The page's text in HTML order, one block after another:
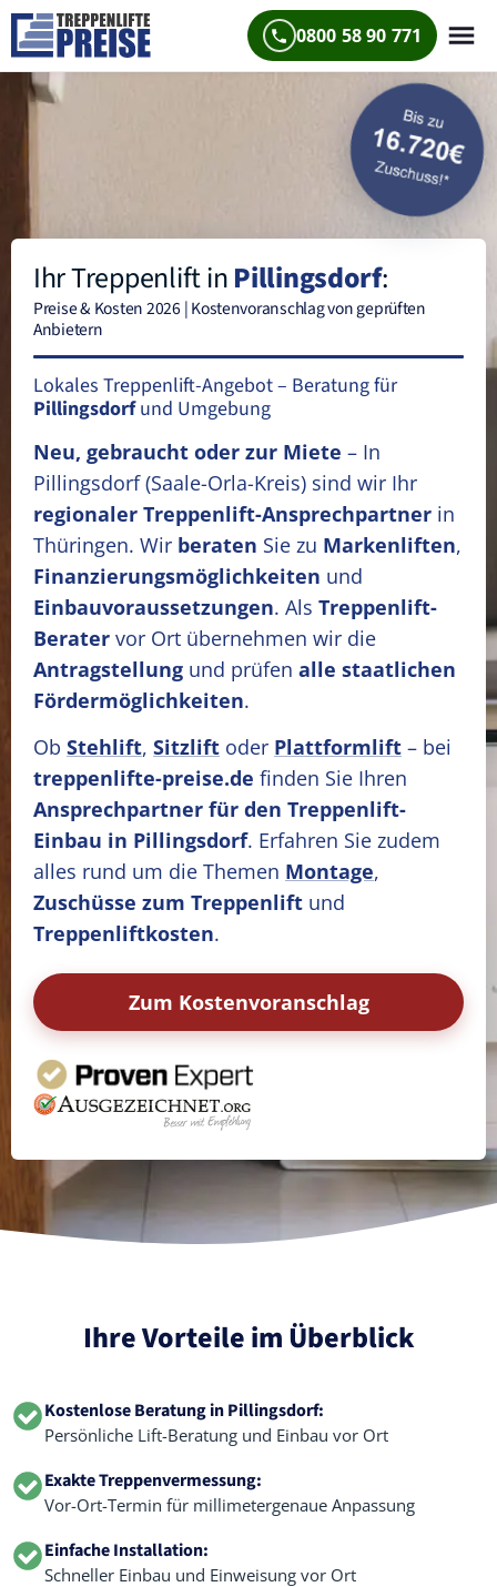
0800 58 90 771
Ihr Treppenlift inPillingsdorf:
Preise & Kosten 2026 | Kostenvoranschlag von geprüften
Anbietern
Lokales Treppenlift-Angebot – Beratung für
Pillingsdorfund Umgebung
Neu, gebraucht oder zur Miete – In
Pillingsdorf(Saale-Orla-Kreis) sind wir Ihr
regionaler Treppenlift-Ansprechpartner in
Thüringen. Wir beraten Sie zu Markenliften,
Finanzierungsmöglichkeiten und
Einbauvoraussetzungen. Als Treppenlift-
Berater vor Ort übernehmen wir die
Antragstellung und prüfen alle staatlichen
Fördermöglichkeiten.
Ob Stehlift, Sitzlift oder Plattformlift – bei
treppenlifte-preise.de finden Sie Ihren
Ansprechpartner für den Treppenlift-
Einbau in Pillingsdorf. Erfahren Sie zudem
alles rund um die Themen Montage,
Zuschüsse zum Treppenlift und
Treppenliftkosten.
Zum Kostenvoranschlag
Ihre Vorteile im Überblick
Kostenlose Beratung in Pillingsdorf:
Persönliche Lift-Beratung und Einbau vor Ort
Exakte Treppenvermessung:
Vor-Ort-Termin für millimetergenaue Anpassung
Einfache Installation:
Schneller Einbau und Einweisung vor Ort